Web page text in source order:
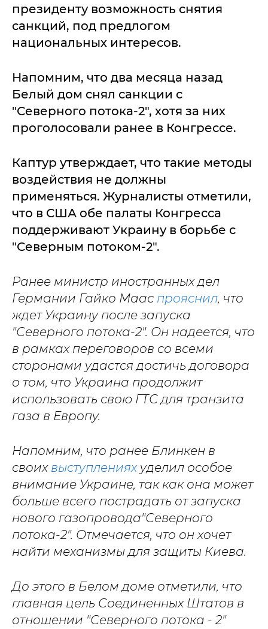
президенту возможность снятия
санкций, под предлогом
национальных интересов.
Напомним, что два месяца назад
Белый дом снял санкции с
"Северного потока-2", хотя за них
проголосовали ранее в Конгрессе.
Каптур утверждает, что такие методы
воздействия не должны
применяться. Журналисты отметили,
что в США обе палаты Конгресса
поддерживают Украину в борьбе с
"Северным потоком-2".
Ранее министр иностранных дел
Германии Гайко Маас прояснил, что
ждет Украину после запуска
"Северного потока-2". Он надеется, что
в рамках переговоров со всеми
сторонами удастся достичь договора
о том, что Украина продолжит
использовать свою ГТС для транзита
газа в Европу.
Напомним, что ранее Блинкен в
своих выступленияхуделил особое
внимание Украине, так как она может
больше всего пострадать от запуска
нового газопровода"Северного
потока-2". Отмечается, что он хочет
найти механизмы для защиты Киева.
До этого в Белом доме отметили, что
главная цель Соединенных Штатов в
отношении "Северного потока - 2"